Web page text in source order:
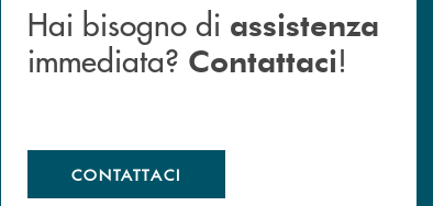
Hai bisogno di assistenza
immediata? Contattaci!
CONTATTACI